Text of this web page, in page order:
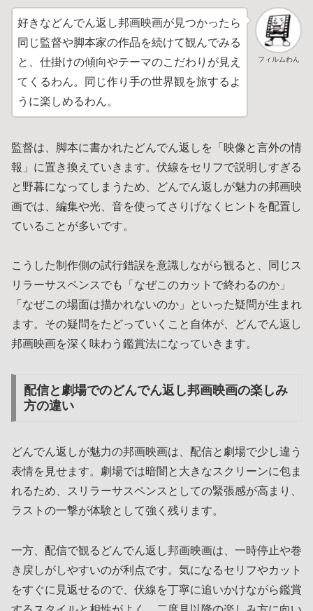
フィルムわん
好きなどんでん返し邦画映画が見つかったら
同じ監督や脚本家の作品を続けて観んでみる
と、仕掛けの傾向やテーマのこだわりが見え
てくるわん。同じ作り手の世界観を旅するよ
うに楽しめるわん。
監督は、脚本に書かれたどんでん返しを「映像と言外の情
報」に置き換えていきます。伏線をセリフで説明しすぎる
と野暮になってしまうため、どんでん返しが魅力の邦画映
画では、編集や光、音を使ってさりげなくヒントを配置し
ていることが多いです。
こうした制作側の試行錯誤を意識しながら観ると、同じス
リラーサスペンスでも「なぜこのカットで終わるのか」
「なぜこの場面は描かれないのか」といった疑問が生まれ
ます。その疑問をたどっていくこと自体が、どんでん返し
邦画映画を深く味わう鑑賞法になっていきます。
配信と劇場でのどんでん返し邦画映画の楽しみ
方の違い
どんでん返しが魅力の邦画映画は、配信と劇場で少し違う
表情を見せます。劇場では暗闇と大きなスクリーンに包ま
れるため、スリラーサスペンスとしての緊張感が高まり、
ラストの一撃が体験として強く残ります。
一方、配信で観るどんでん返し邦画映画は、一時停止や巻
き戻しがしやすいのが利点です。気になるセリフやカット
をすぐに見返せるので、伏線を丁寧に追いかけながら鑑賞